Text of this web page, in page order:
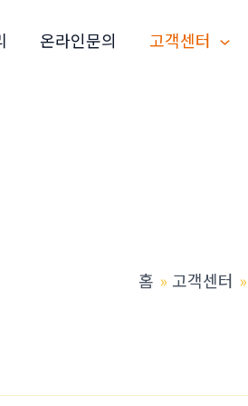
온라인문의 고객센터
홈 고객센터